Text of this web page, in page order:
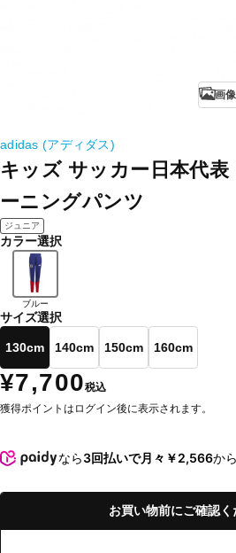
画
adidas (アディダス)
キッズ サッカー日本代
ーニングパンツ
ジュニア
カラー選択
ブルー
サイズ選択
130cm 140cm 150cm 160cm
¥7,700税込
獲得ポイントはログイン後に表示されます。
なら3回払いで月々￥2,566か
お買い物前にご確認く